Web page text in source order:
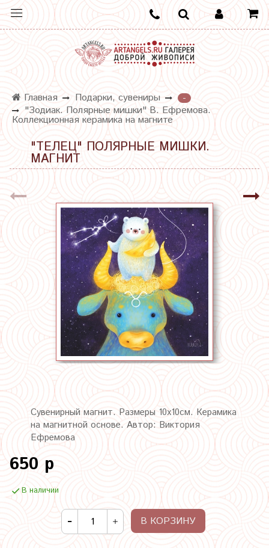
Главная Подарки, сувениры
-
"Зодиак. Полярные мишки" В. Ефремова.
Коллекционная керамика на магните
"ТЕЛЕЦ" ПОЛЯРНЫЕ МИШКИ.
МАГНИТ
Сувенирный магнит. Размеры 10х10см. Керамика
на магнитной основе. Автор: Виктория
Ефремова
650 р
В наличии
В КОРЗИНУ